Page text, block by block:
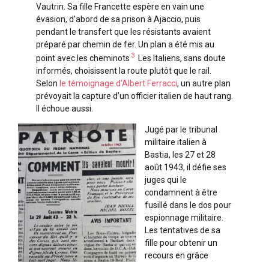
Vautrin. Sa fille Francette espère en vain une
évasion, d’abord de sa prison à Ajaccio, puis
pendant le transfert que les résistants avaient
préparé par chemin de fer. Un plan a été mis au
point avec les cheminots 3 Les Italiens, sans doute
informés, choisissent la route plutôt que le rail.
Selon le témoignage d’Albert Ferracci, un autre plan
prévoyait la capture d’un officier italien de haut rang.
Il échoue aussi.
Jugé par le tribunal
militaire italien à
Bastia, les 27 et 28
août 1943, il défie ses
juges qui le
condamnent à être
fusillé dans le dos pour
espionnage militaire.
Les tentatives de sa
fille pour obtenir un
recours en grâce